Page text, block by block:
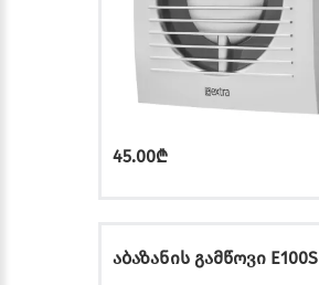
45.00₾
აბაზანის გამწოვი E100S